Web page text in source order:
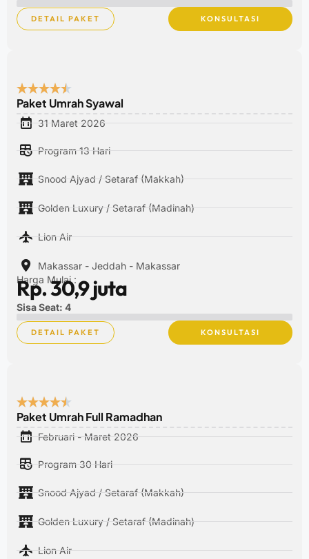
DETAIL PAKET KONSULTASI
Paket Umrah Syawal
31 Maret 2026
Program 13 Hari
Snood Ajyad / Setaraf (Makkah)
Golden Luxury / Setaraf (Madinah)
Lion Air
Makassar - Jeddah - Makassar
Harga Mulai :
Rp. 30,9 juta
Sisa Seat: 4
DETAIL PAKET KONSULTASI
Paket Umrah Full Ramadhan
Februari - Maret 2026
Program 30 Hari
Snood Ajyad / Setaraf (Makkah)
Golden Luxury / Setaraf (Madinah)
Lion Air